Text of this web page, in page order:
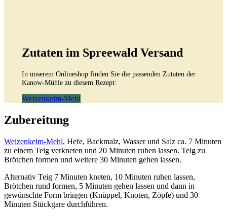
Zutaten im Spreewald Versand
In unserem Onlineshop finden Sie die passenden Zutaten der
Kanow-Mühle zu diesem Rezept:
Weizenkeim-Mehl
Zubereitung
Weizenkeim-Mehl, Hefe, Backmalz, Wasser und Salz ca. 7 Minuten
zu einem Teig verkneten und 20 Minuten ruhen lassen. Teig zu
Brötchen formen und weitere 30 Minuten gehen lassen.
Alternativ Teig 7 Minuten kneten, 10 Minuten ruhen lassen,
Brötchen rund formen, 5 Minuten gehen lassen und dann in
gewünschte Form bringen (Knüppel, Knoten, Zöpfe) und 30
Minuten Stückgare durchführen.